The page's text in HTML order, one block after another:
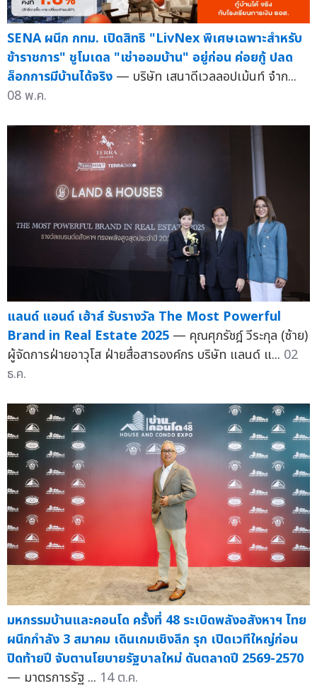
SENA ผนึก กทม. เปิดสิทธิ "LivNex พิเศษเฉพาะสำหรับ
ข้าราชการ" ชูโมเดล "เช่าออมบ้าน" อยู่ก่อน ค่อยกู้ ปลด
ล็อกการมีบ้านได้จริง — บริษัท เสนาดีเวลลอปเม้นท์ จำก...
08 พ.ค.
แลนด์ แอนด์ เฮ้าส์ รับรางวัล The Most Powerful
Brand in Real Estate 2025 — คุณศุภรัชฎ์ วีระกุล (ซ้าย)
ผู้จัดการฝ่ายอาวุโส ฝ่ายสื่อสารองค์กร บริษัท แลนด์ แ... 02
ธ.ค.
มหกรรมบ้านและคอนโด ครั้งที่ 48 ระเบิดพลังอสังหาฯ ไทย
ผนึกกำลัง 3 สมาคม เดินเกมเชิงลึก รุก เปิดเวทีใหญ่ก่อน
ปิดท้ายปี จับตานโยบายรัฐบาลใหม่ ดันตลาดปี 2569-2570
— มาตรการรัฐ ... 14 ต.ค.